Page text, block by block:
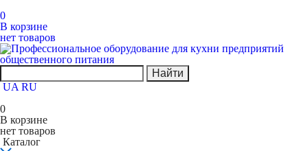
0
В корзине
нет товаров
Найти
UA RU
0
В корзине
нет товаров
Каталог